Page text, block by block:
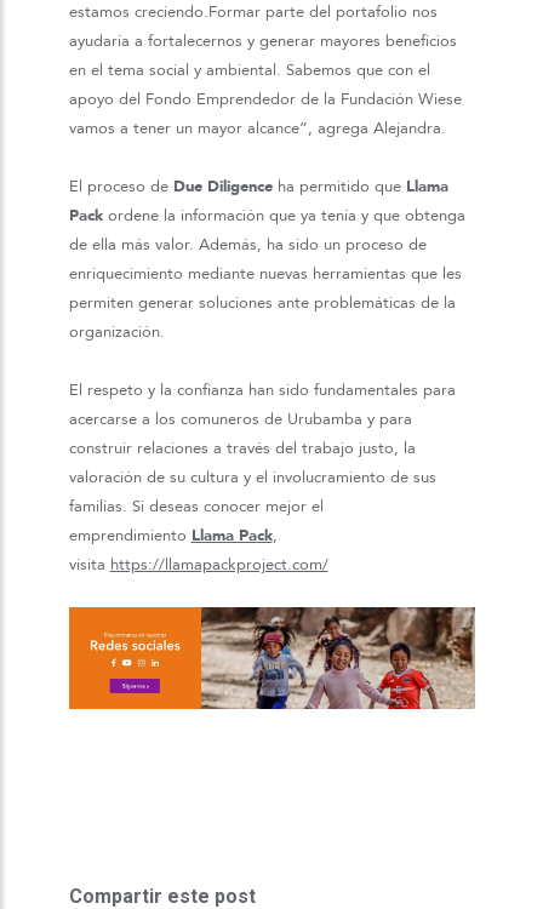
estamos creciendo.Formar parte del portafolio nos
ayudaría a fortalecernos y generar mayores beneficios
en el tema social y ambiental. Sabemos que con el
apoyo del Fondo Emprendedor de la Fundación Wiese
vamos a tener un mayor alcance”, agrega Alejandra.
El proceso de Due Diligenceha permitido que Llama
Packordene la información que ya tenía y que obtenga
de ella más valor. Además, ha sido un proceso de
enriquecimiento mediante nuevas herramientas que les
permiten generar soluciones ante problemáticas de la
organización.
El respeto y la confianza han sido fundamentales para
acercarse a los comuneros de Urubamba y para
construir relaciones a través del trabajo justo, la
valoración de su cultura y el involucramiento de sus
familias. Si deseas conocer mejor el
emprendimiento Llama Pack,
visita https://llamapackproject.com/
Compartir este post